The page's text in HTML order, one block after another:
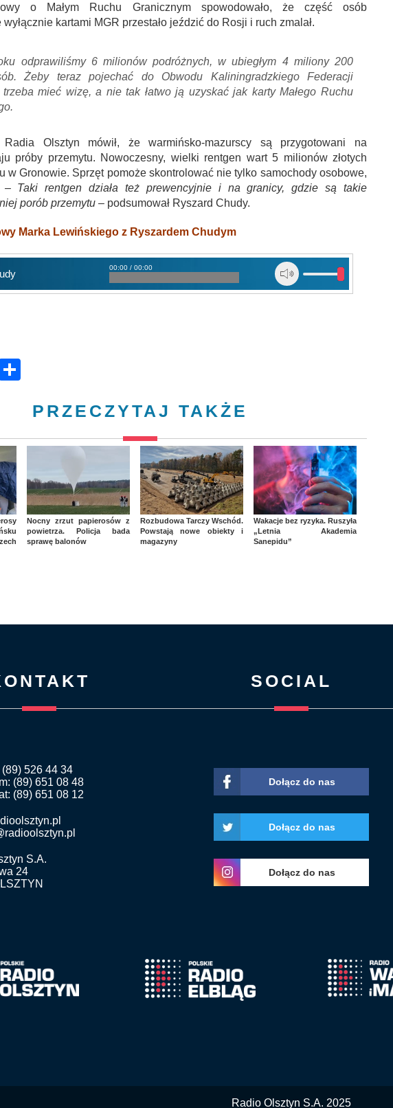
o Małym Ruchu Granicznym spowodowało, że część osób
wyłącznie kartami MGR przestało jeździć do Rosji i ruch zmalał.
odprawiliśmy 6 milionów podróżnych, w ubiegłym 4 miliony 200
Żeby teraz pojechać do Obwodu Kaliningradzkiego Federacji
mieć wizę, a nie tak łatwo ją uzyskać jak karty Małego Ruchu
Olsztyn mówił, że warmińsko-mazurscy są przygotowani na
próby przemytu. Nowoczesny, wielki rentgen wart 5 milionów złotych
w Gronowie. Sprzęt pomoże skontrolować nie tylko samochody osobowe,
– Taki rentgen działa też prewencyjnie i na granicy, gdzie są takie
porób przemytu – podsumował Ryszard Chudy.
Marka Lewińskiego z Ryszardem Chudym
00:00 / 00:00
Email
PRZECZYTAJ TAKŻE
Nocny zrzut papierosów z
powietrza. Policja bada
sprawę balonów
Rozbudowa Tarczy Wschód.
Powstają nowe obiekty i
magazyny
Wakacje bez ryzyka. Ruszyła
„Letnia Akademia
Sanepidu”
526 44 34
(89) 651 08 48
(89) 651 08 12
S.A.
24
SOCIAL
Dołącz do nas
Dołącz do nas
Dołącz do nas
Radio Olsztyn S.A. 2025